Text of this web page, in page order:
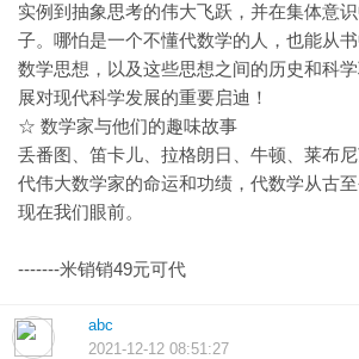
实例到抽象思考的伟大飞跃，并在集体意识
子。哪怕是一个不懂代数学的人，也能从
数学思想，以及这些思想之间的历史和科
展对现代科学发展的重要启迪！
☆ 数学家与他们的趣味故事
丢番图、笛卡儿、拉格朗日、牛顿、莱布
代伟大数学家的命运和功绩，代数学从古
现在我们眼前。
-------米销销49元可代
abc
2021-12-12 08:51:27